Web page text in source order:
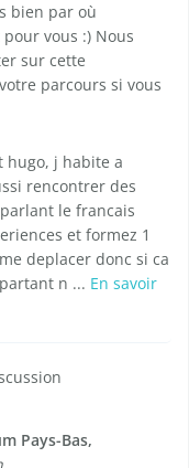
bien par où
vous :) Nous
sur cette
parcours si vous
hugo, j habite a
rencontrer des
le francais
et formez 1
deplacer donc si ca
n ... En savoir
Pays-Bas,